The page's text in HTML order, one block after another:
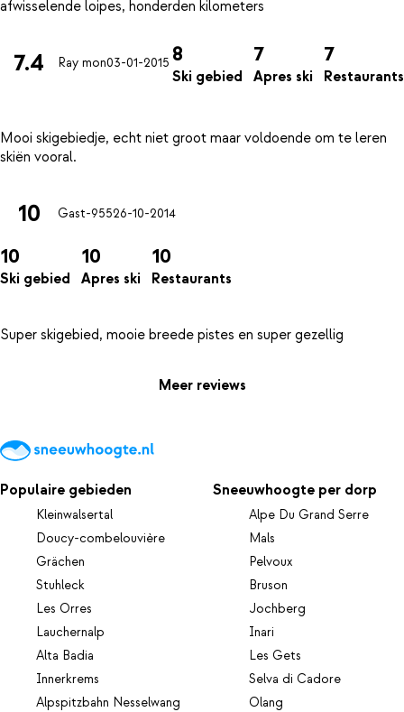
7.4 Ray mon03-01-2015 8
Ski gebied
7
Apres ski
7
Restaurants
Mooi skigebiedje, echt niet groot maar voldoende om te leren
10 Gast-95526-10-2014
10
Ski gebied
10
Apres ski
10
Restaurants
Meer reviews
Populaire gebieden
Kleinwalsertal
Doucy-combelouvière
Grächen
Stuhleck
Les Orres
Lauchernalp
Alta Badia
Innerkrems
Alpspitzbahn Nesselwang
Sneeuwhoogte per dorp
Alpe Du Grand Serre
Mals
Pelvoux
Bruson
Jochberg
Inari
Les Gets
Selva di Cadore
Olang